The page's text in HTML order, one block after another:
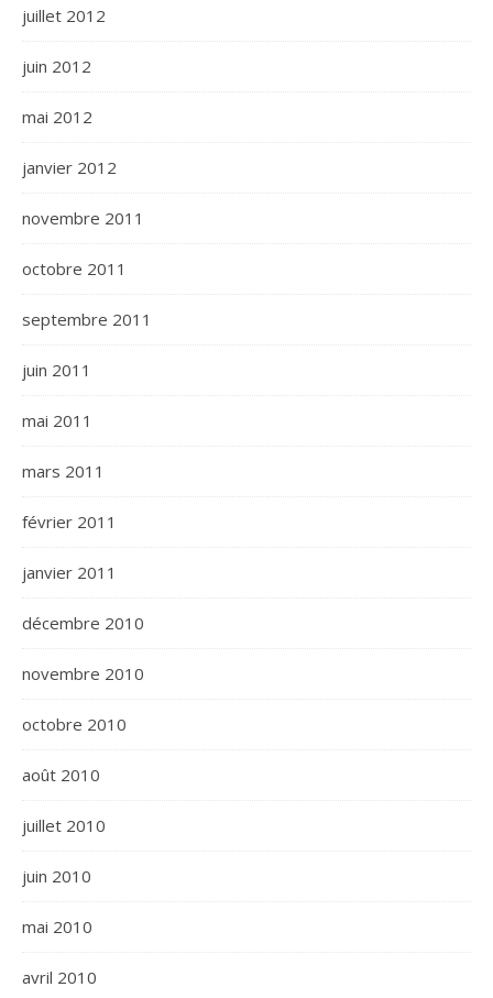
juillet 2012
juin 2012
mai 2012
janvier 2012
novembre 2011
octobre 2011
septembre 2011
juin 2011
mai 2011
mars 2011
février 2011
janvier 2011
décembre 2010
novembre 2010
octobre 2010
août 2010
juillet 2010
juin 2010
mai 2010
avril 2010